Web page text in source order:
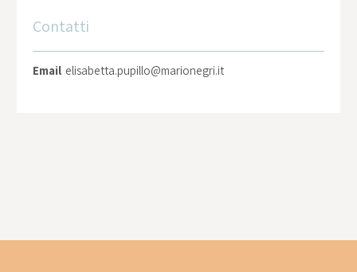
Contatti
Email elisabetta.pupillo@marionegri.it